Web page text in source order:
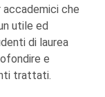
che
utile ed
di laurea
e
trattati.